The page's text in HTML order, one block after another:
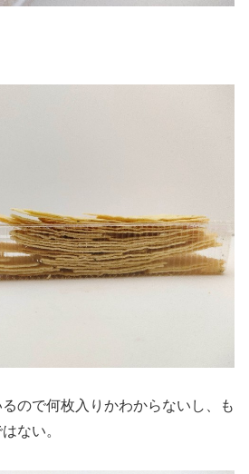
ので何枚入りかわからないし、も
ない。